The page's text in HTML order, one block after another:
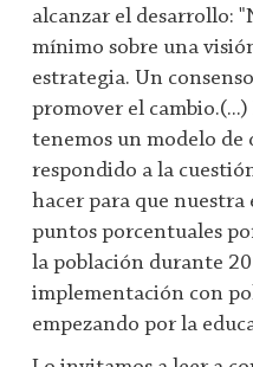
alcanzar el desarrollo:
mínimo sobre una
estrategia. Un
promover el
tenemos un modelo de
respondido a la
hacer para que nuestra
puntos porcentuales
la población durante
implementación con
empezando por la